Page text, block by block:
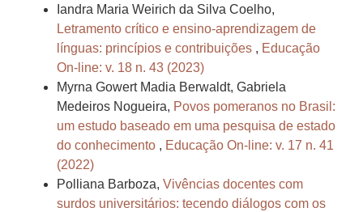
Iandra Maria Weirich da Silva Coelho,
Letramento crítico e ensino-aprendizagem de
línguas: princípios e contribuições , Educação
On-line: v. 18 n. 43 (2023)
Myrna Gowert Madia Berwaldt, Gabriela
Medeiros Nogueira, Povos pomeranos no Brasil:
um estudo baseado em uma pesquisa de estado
do conhecimento , Educação On-line: v. 17 n. 41
(2022)
Polliana Barboza, Vivências docentes com
surdos universitários: tecendo diálogos com os